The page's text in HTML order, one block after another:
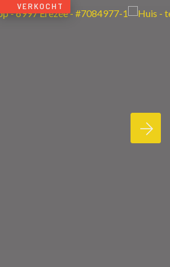
VERKOCHT